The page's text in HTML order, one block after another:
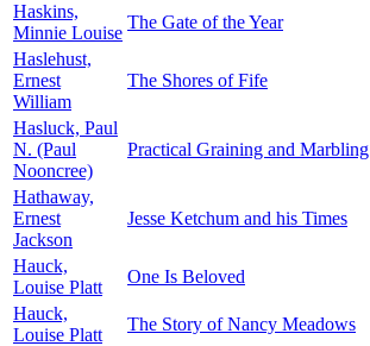
Haskins,
Minnie Louise
The Gate of the Year
Haslehust,
Ernest
William
The Shores of Fife
Hasluck, Paul
N. (Paul
Nooncree)
Practical Graining and Marbling
Hathaway,
Ernest
Jackson
Jesse Ketchum and his Times
Hauck,
Louise Platt
One Is Beloved
Hauck,
Louise Platt
The Story of Nancy Meadows